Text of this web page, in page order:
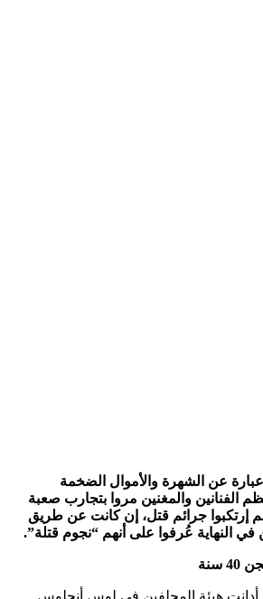
عن الشهرة والأموال الضخمة
الفنانين والمغنين مروا بتجارب صعبة
جرائم قتل​، إن كانت عن طريق
النهاية عُرفوا على أنهم “نجوم قتلة”.
سنة